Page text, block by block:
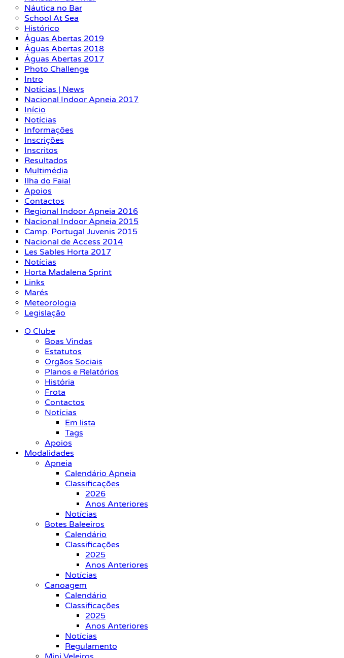
Náutica no Bar
School At Sea
Histórico
Águas Abertas 2019
Águas Abertas 2018
Águas Abertas 2017
Photo Challenge
Intro
Notícias | News
Nacional Indoor Apneia 2017
Início
Notícias
Informações
Inscrições
Inscritos
Resultados
Multimédia
Ilha do Faial
Apoios
Contactos
Regional Indoor Apneia 2016
Nacional Indoor Apneia 2015
Camp. Portugal Juvenis 2015
Nacional de Access 2014
Les Sables Horta 2017
Notícias
Horta Madalena Sprint
Links
Marés
Meteorologia
Legislação
O Clube
Boas Vindas
Estatutos
Orgãos Sociais
Planos e Relatórios
História
Frota
Contactos
Notícias
Em lista
Tags
Apoios
Modalidades
Apneia
Calendário Apneia
Classificações
2026
Anos Anteriores
Notícias
Botes Baleeiros
Calendário
Classificações
2025
Anos Anteriores
Notícias
Canoagem
Calendário
Classificações
2025
Anos Anteriores
Notícias
Regulamento